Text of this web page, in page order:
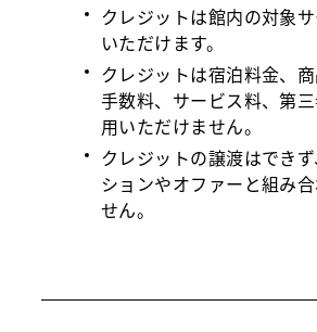
クレジットは館内の対象
いただけます。
クレジットは宿泊料金、商
手数料、サービス料、第
用いただけません。
クレジットの譲渡はでき
ションやオファーと組み
せん。